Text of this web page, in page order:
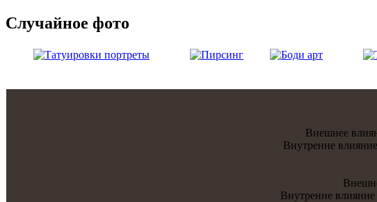
Случайнoе фото
Внешнее
Внутренне
Внутренне